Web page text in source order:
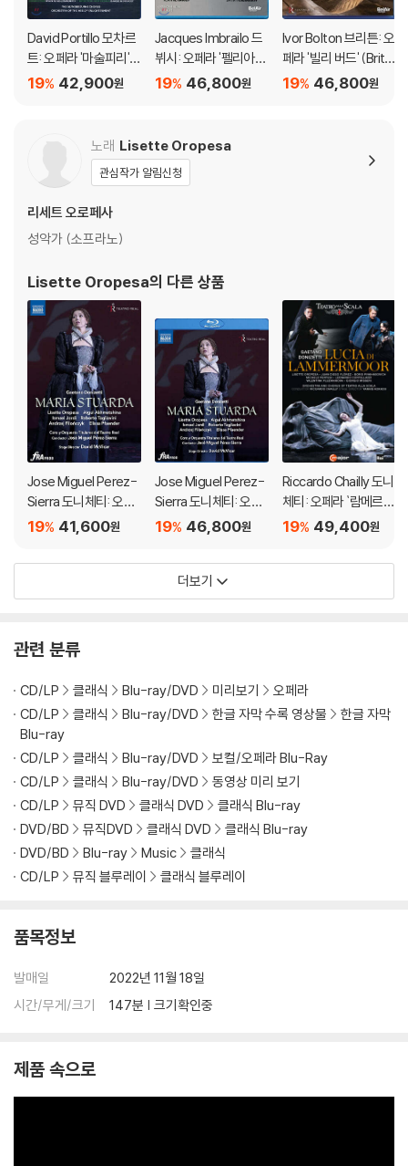
3) 렌티큘러 스틸북의 경우, 보호필름이 붙어 판매되기도 합니다. 보호필
름 손상에 의한 교환/반품은 불가합니다.
4) 본품 보호를 위해 노란색의 카톤 박스로 재포장한 경우, 카톤박스 손상
에 의한 교환/반품은 불가합니다.
환/반품이 제한될 수 있습니다.
1) 기기 문제로 인해 발생하는 재생 불량 현상에 대해서는 반품/교환이 불
가하니 최신 소프트웨어로 업데이트된 DVD/BD 전용 기기에서 재생하실
2) 정전기와 먼지로 인해 재생이 원활하지 않은 경우가 있습니다. 디스크
를 마른 천으로 닦으시거나, DVD 클리너 등 전용 제품을 이용하면 대부분
해결됩니다.
3) 일부 PC 연결형 ODD의 경우 호환 상의 문제로 정상적인 디스크도 재
생이 불가능한 경우가 있습니다. 독립형 전용 플레이어 사용을 권장드리
며, ODD 사용으로 인한 재생 불량의 경우 교환 시에도 동일한 오류가 발
생할 수 있음을 알려드립니다.
※ 디스크 외관 불량
디스크에 미세한 잔 흠집이 남아있거나 인쇄 면이 깨끗하지 않은 경우가
있으며, 상품의 불량이 아닙니다. 단, 재생에 이상이 있는 경우에는 불량으
로 인한 반품/교환이 가능합니다.
※ 교환/반품 안내
1) 불량으로 인한 교환/반품 요청 시에는 불량 확인을 위해 개봉 시의 동영
관련 사진과 동영상 및 재생 기기 모델명을 첨부하여 첨부하여 고객센터에
문의 바랍니다.
2) 사양 오인지, 오 구매, 변심 사유로의 반품은 제품 개봉 전에만 운임비
부담 후 처리 가능합니다.
3) 스틸북 한정판, 초회 한정판의 경우 제작 수량이 한정되어 있고, 택배
이동 과정에서의 손상이 발생하면, 재 판매가 어려우므로 신중한 구매 선
택을 부탁드립니다.
4) 한정판 상품의 변심, 오구매로 인한 반품은 회송된 상품의 상태 확인 후
진행이 가능합니다. 택배 이동 중 파손이 발생하지 않도록 완충 포장을 부
탁드립니다.
David Portillo 모차르
트: 오페라 '마술피리'
(Mozart: Die Zauber
42,900원
19%
Jacques Imbrailo 드
뷔시: 오페라 '펠리아스
와 멜리장드' (Debuss
46,800원
19%
Ivor Bolton 브리튼: 오
페라 '빌리 버드' (Britt
en: Billy Budd)
46,800원
19%
노래 Lisette Oropesa
관심작가 알림신청
리세트 오로페사
성악가 (소프라노)
Lisette Oropesa의 다른 상품
Jose Miguel Perez-
Sierra 도니체티: 오페
라 `마리아 스투아르다`
aria Stuarda`)
41,600원
19%
Jose Miguel Perez-
Sierra 도니체티: 오페
라 `마리아 스투아르다`
aria Stuarda`)
46,800원
19%
Riccardo Chailly 도니
체티: 오페라 `람메르모
르의 루치아` (Donizet
mmermoor`)
49,400원
19%
더보기
관련 분류
CD/LP 클래식 Blu-ray/DVD 미리보기
오페라
CD/LP
클래식 Blu-ray/DVD 한글 자막 수록 영상물
한글 자막
Blu-ray
CD/LP
클래식 Blu-ray/DVD
보컬/오페라 Blu-Ray
CD/LP
클래식 Blu-ray/DVD
동영상 미리 보기
CD/LP
뮤직 DVD 클래식 DVD
클래식 Blu-ray
DVD/BD
뮤직DVD 클래식 DVD
클래식 Blu-ray
DVD/BD
Blu-ray Music
클래식
CD/LP
뮤직 블루레이 클래식 블루레이
품목정보
발매일
2022년 11월 18일
시간/무게/크기
147분 | 크기확인중
제품 속으로